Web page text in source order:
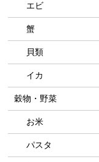
エビ
蟹
貝類
イカ
穀物・野菜
お米
パスタ